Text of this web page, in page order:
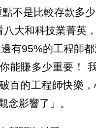
不是比較存款多
八大和科技業菁英
有95%的工程師
能賺多少重要！
百的工程師快樂
念影響了」。